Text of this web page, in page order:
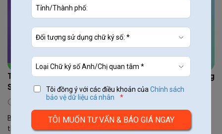
Thiết lập chữ ký nhanh chóng đẹp mắt nhờ tính năng
Scan chữ ký trên MISA eSign
19/09/2024
326
Bạn có đang khó khăn trong việc thiết lập hình ảnh chữ ký. Vậy
thì đọc ngay bài viết này để có được giải pháp cho mình nhé!
Tôi đồng ý với các điều khoản củaChính sách
bảo vệ dữ liệu cá nhân
*